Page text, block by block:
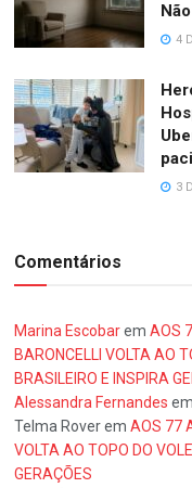
4
3
Comentários
Marina Escobarem AOS
BARONCELLI VOLTA AO
BRASILEIRO E INSPIRA
Alessandra Fernandes em
Telma Roverem AOS 77
VOLTA AO TOPO DO
GERAÇÕES